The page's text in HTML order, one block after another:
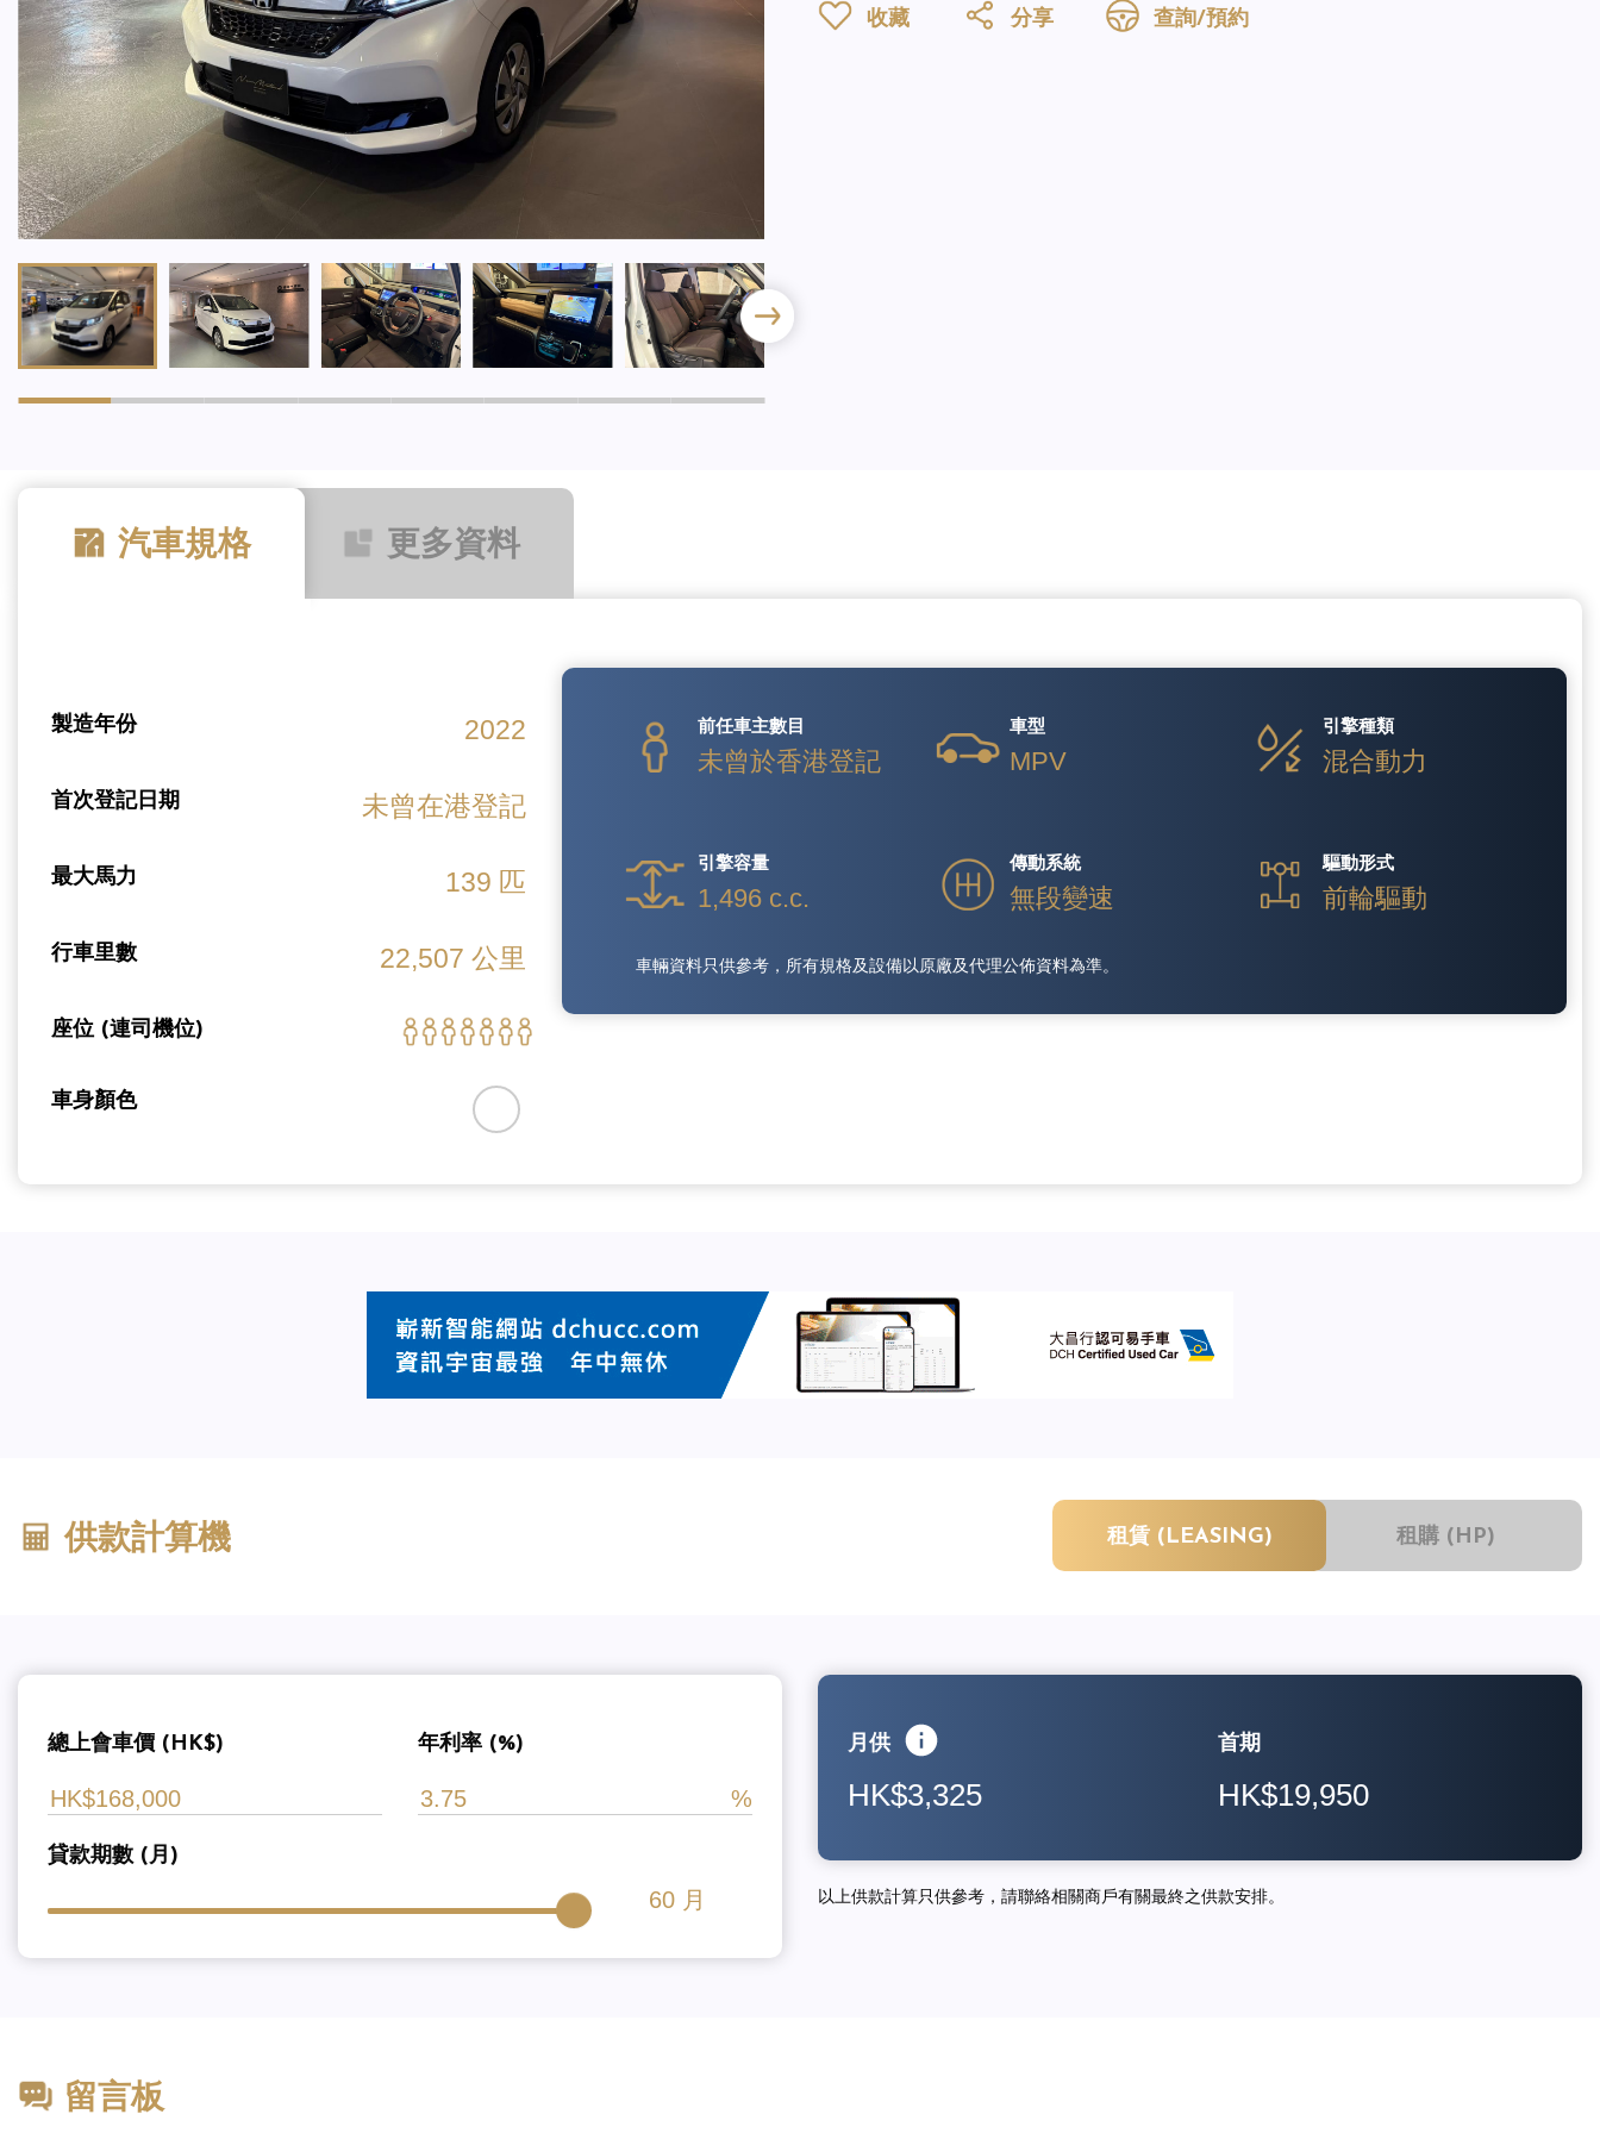
收藏 分享 查詢/預約
汽車規格 更多資料
製造年份 2022
首次登記日期 未曾在港登記
最大馬力 139 匹
行車里數 22,507 公里
座位 (連司機位)
車身顏色
前任車主數目
未曾於香港登記
車型
MPV
引擎種類
混合動力
引擎容量
1,496 c.c.
傳動系統
無段變速
驅動形式
前輪驅動
車輛資料只供參考，所有規格及設備以原廠及代理公佈資料為準。
供款計算機 租賃 (LEASING) 租購 (HP)
總上會車價 (HK$) 年利率 (%)
貸款期數 (月)
60 月
月供
HK$3,325
首期
HK$19,950
以上供款計算只供參考，請聯絡相關商戶有關最終之供款安排。
留言板